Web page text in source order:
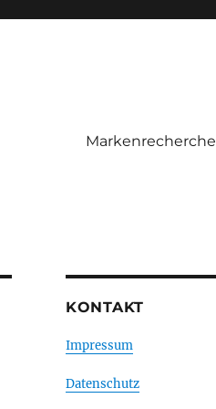
Markenrecherche
KONTAKT
Impressum
Datenschutz